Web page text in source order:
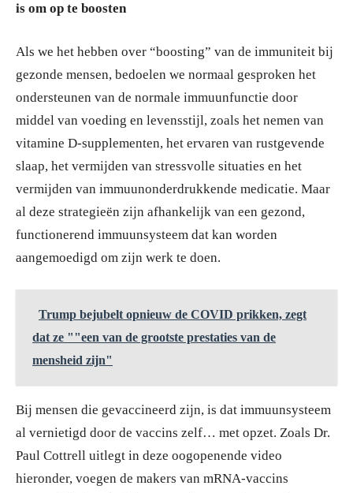
is om op te boosten
Als we het hebben over “boosting” van de immuniteit bij
gezonde mensen, bedoelen we normaal gesproken het
ondersteunen van de normale immuunfunctie door
middel van voeding en levensstijl, zoals het nemen van
vitamine D-supplementen, het ervaren van rustgevende
slaap, het vermijden van stressvolle situaties en het
vermijden van immuunonderdrukkende medicatie. Maar
al deze strategieën zijn afhankelijk van een gezond,
functionerend immuunsysteem dat kan worden
aangemoedigd om zijn werk te doen.
Trump bejubelt opnieuw de COVID prikken, zegt
dat ze ""een van de grootste prestaties van de
mensheid zijn"
Bij mensen die gevaccineerd zijn, is dat immuunsysteem
al vernietigd door de vaccins zelf… met opzet. Zoals Dr.
Paul Cottrell uitlegt in deze oogopenende video
hieronder, voegen de makers van mRNA-vaccins